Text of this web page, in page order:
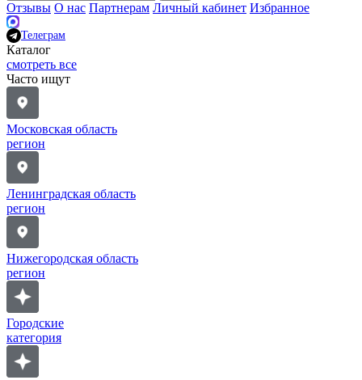
Отзывы О нас Партнерам Личный кабинет Избранное
Телеграм
Каталог
смотреть все
Часто ищут
Московская область
регион
Ленинградская область
регион
Нижегородская область
регион
Городские
категория